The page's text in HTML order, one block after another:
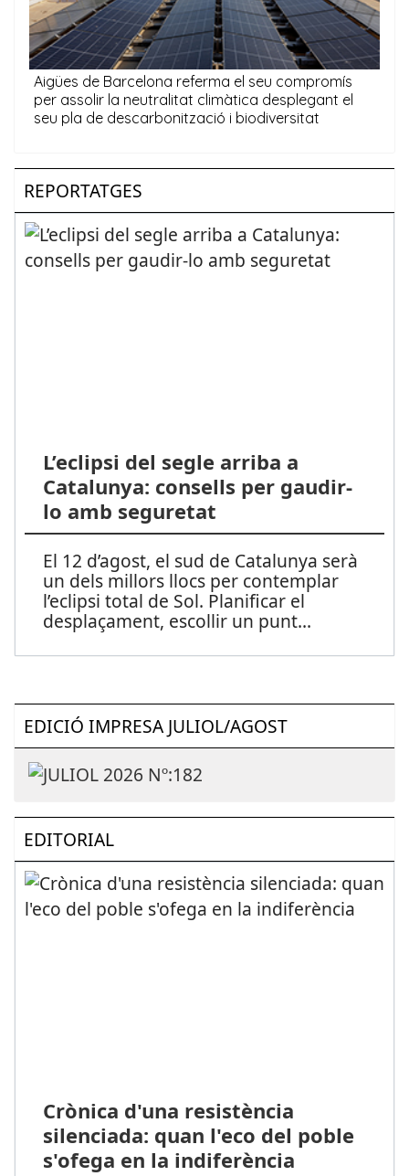
REPORTATGES
L’eclipsi del segle arriba a
Catalunya: consells per gaudir-
lo amb seguretat
El 12 d’agost, el sud de Catalunya serà
un dels millors llocs per contemplar
l’eclipsi total de Sol. Planificar el
desplaçament, escollir un punt...
EDICIÓ IMPRESA JULIOL/AGOST
EDITORIAL
Crònica d'una resistència
silenciada: quan l'eco del poble
s'ofega en la indiferència